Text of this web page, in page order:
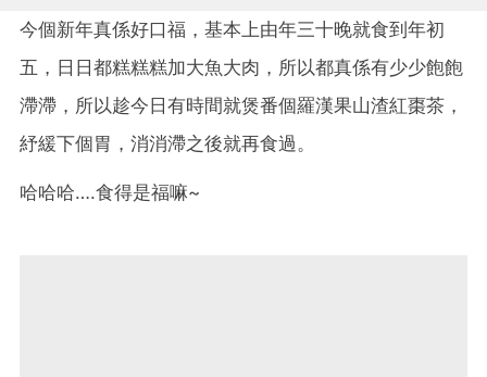
今個新年真係好口福，基本上由年三十晚就食到年初
五，日日都糕糕糕加大魚大肉，所以都真係有少少飽飽
滯滯，所以趁今日有時間就煲番個羅漢果山渣紅棗茶，
紓緩下個胃，消消滯之後就再食過。
哈哈哈….食得是福嘛~